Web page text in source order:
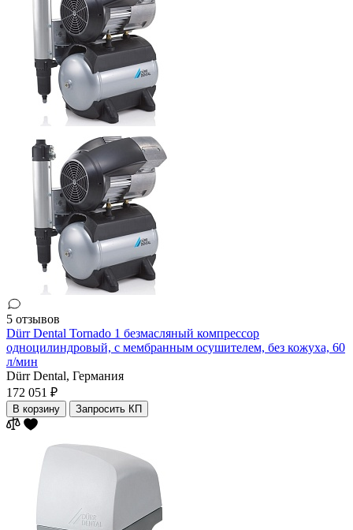
5 отзывов
Dürr Dental Tornado 1 безмасляный компрессор
одноцилиндровый, с мембранным осушителем, без кожуха, 60
л/мин
Dürr Dental, Германия
172 051 ₽
В корзину Запросить КП